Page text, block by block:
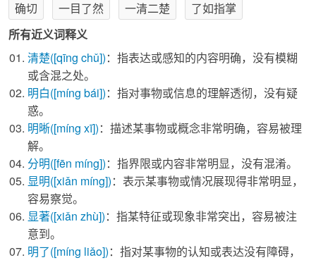
确切
一目了然 一清二楚
了如指掌
所有近义词释义
清楚([qīng chǔ])：指表达或感知的内容明确，没有模糊
或含混之处。
明白([míng bái])：指对事物或信息的理解透彻，没有疑
惑。
明晰([míng xī])：描述某事物或概念非常明确，容易被理
解。
分明([fēn míng])：指界限或内容非常明显，没有混淆。
显明([xiǎn míng])：表示某事物或情况展现得非常明显，
容易察觉。
显著([xiǎn zhù])：指某特征或现象非常突出，容易被注
意到。
明了([míng liǎo])：指对某事物的认知或表达没有障碍，